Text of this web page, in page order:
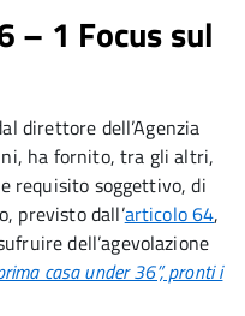
– 1 Focus sul
direttore dell’Agenzia
ha fornito, tra gli altri,
requisito soggettivo, di
previsto dall’articolo 64,
dell’agevolazione
casa under 36”, pronti i